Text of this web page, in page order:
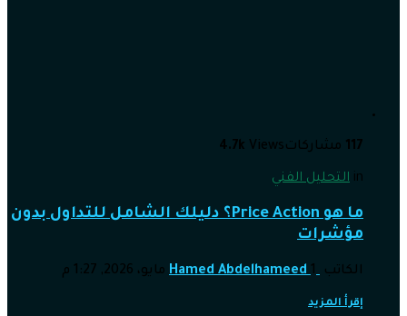
117 مشاركات 4.7k Views
in التحليل الفني
ما هو Price Action؟ دليلك الشامل للتداول بدون
مؤشرات
الكاتب Hamed Abdelhameed 1 مايو، 2026, 1:27 م
إقرأ المزيد